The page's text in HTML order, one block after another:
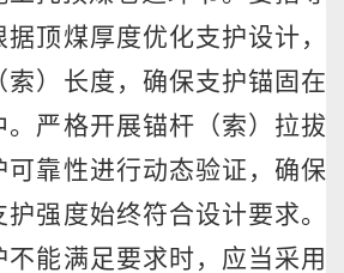
顶煤厚度优化支护设计，
索）长度，确保支护锚固在
。严格开展锚杆（索）拉拔
可靠性进行动态验证，确保
强度始终符合设计要求。
能满足要求时，应当采用